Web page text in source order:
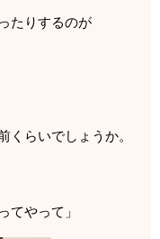
たりするのが
くらいでしょうか。
てやって」